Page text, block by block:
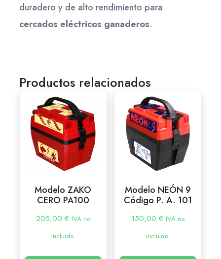
duradero y de alto rendimiento para
cercados eléctricos ganaderos.
Productos relacionados
Modelo ZAKO
CERO PA100
205,00 € IVA no
incluido.
Modelo NEÓN 9
Código P. A. 101
150,00€ IVA no
incluido.